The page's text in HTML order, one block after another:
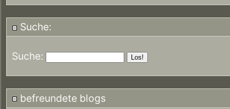
Suche:
Suche:
befreundete blogs